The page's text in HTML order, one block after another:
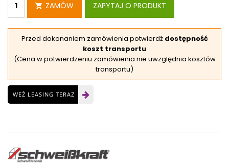
ZAMÓW ZAPYTAJ O PRODUKT
Przed dokonaniem zamówienia potwierdź dostępność
koszt transportu
(Cena w potwierdzeniu zamówienia nie uwzględnia kosztów
transportu)
WEŹ LEASING TERAZ